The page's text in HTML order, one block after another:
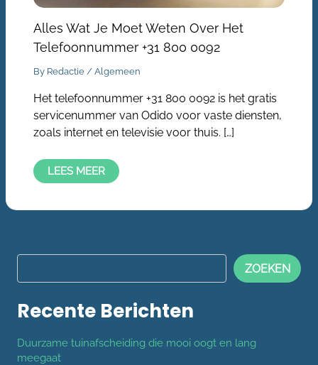
Alles Wat Je Moet Weten Over Het
Telefoonnummer +31 800 0092
By Redactie/Algemeen
Het telefoonnummer +31 800 0092 is het gratis
servicenummer van Odido voor vaste diensten,
zoals internet en televisie voor thuis. […]
LEES MEER
ZOEKEN
Recente Berichten
Duurzame tuinafscheiding die mooi oogt en lang
meegaat